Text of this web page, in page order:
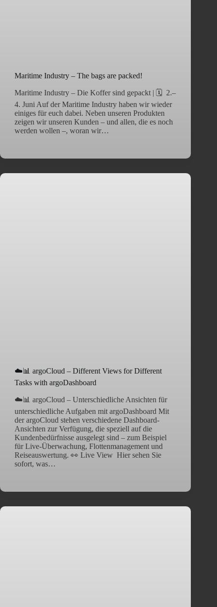
Maritime Industry – The bags are packed!
Maritime Industry – Die Koffer sind gepackt | 🗓️ 2.–
4. Juni Auf der Maritime Industry haben wir wieder
einiges für euch dabei. Neben unseren Produkten
zeigen wir unseren Kunden – und allen, die es noch
werden wollen –, woran wir…
☁️📊 argoCloud – Different Views for Different
Tasks with argoDashboard
☁️📊 argoCloud – Unterschiedliche Ansichten für
unterschiedliche Aufgaben mit argoDashboard Mit
der argoCloud stehen verschiedene Dashboard-
Ansichten zur Verfügung, die speziell auf die
Kundenbedürfnisse ausgelegt sind – zum Beispiel
für Live-Überwachung, Flottenmanagement und
Reiseauswertung. 👀 Live View Hier sehen Sie
sofort, was…